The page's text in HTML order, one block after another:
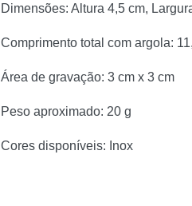
Dimensões: Altura 4,5 cm,
Comprimento total com argola:
Área de gravação: 3 cm x 3 cm
Peso aproximado: 20 g
Cores disponíveis: Inox